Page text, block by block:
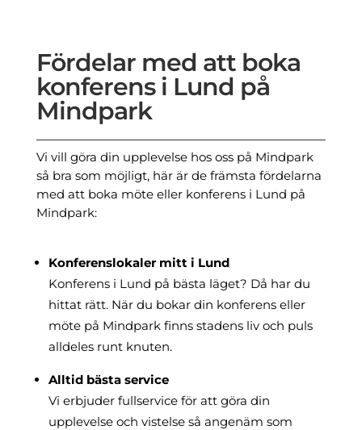
Fördelar med att boka
konferens i Lund på
Mindpark
Vi vill göra din upplevelse hos oss på Mindpark
så bra som möjligt, här är de främsta fördelarna
med att boka möte eller konferens i Lund på
Mindpark:
Konferenslokaler mitt i Lund
Konferens i Lund på bästa läget? Då har du
hittat rätt. När du bokar din konferens eller
möte på Mindpark finns stadens liv och puls
alldeles runt knuten.
Alltid bästa service
Vi erbjuder fullservice för att göra din
upplevelse och vistelse så angenäm som